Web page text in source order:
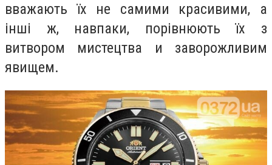
вважають їх не самими красивими, а
інші ж, навпаки, порівнюють їх з
витвором мистецтва и заворожливим
явищем.